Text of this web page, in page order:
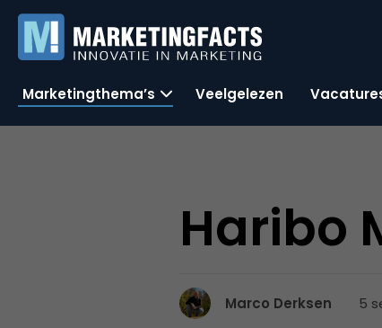
Marketingthema’s Veelgelezen
Haribo
Marco Derksen 5